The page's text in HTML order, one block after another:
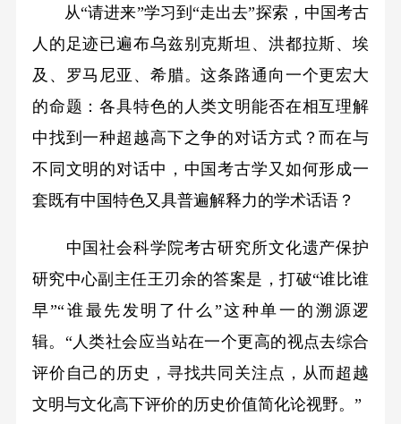
从“请进来”学习到“走出去”探索，中国考古
人的足迹已遍布乌兹别克斯坦、洪都拉斯、埃
及、罗马尼亚、希腊。这条路通向一个更宏大
的命题：各具特色的人类文明能否在相互理解
中找到一种超越高下之争的对话方式？而在与
不同文明的对话中，中国考古学又如何形成一
套既有中国特色又具普遍解释力的学术话语？
中国社会科学院考古研究所文化遗产保护
研究中心副主任王刃余的答案是，打破“谁比谁
早”“谁最先发明了什么”这种单一的溯源逻
辑。“人类社会应当站在一个更高的视点去综合
评价自己的历史，寻找共同关注点，从而超越
文明与文化高下评价的历史价值简化论视野。”